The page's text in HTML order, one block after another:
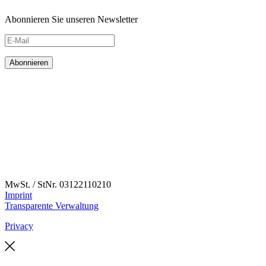
Abonnieren Sie unseren Newsletter
MwSt. / StNr. 03122110210
Imprint
Transparente Verwaltung
Privacy